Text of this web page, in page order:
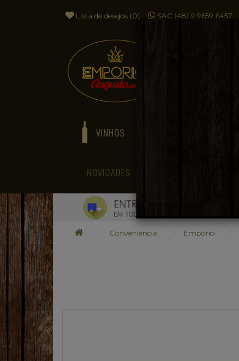
Lista de desejos (0) SAC (48) 9 9659.6457
VINHOS
NOVIDADES
Conveniência Empório